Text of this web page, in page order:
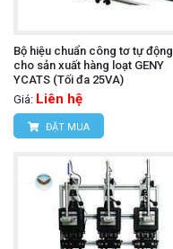
Bộ hiệu chuẩn công tơ tự động
cho sản xuất hàng loạt GENY
YCATS (Tối đa 25VA)
Giá: Liên hệ
ĐẶT MUA